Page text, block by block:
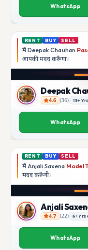
WhatsApp
RENT BUY SELL
मैं Deepak Chauhan
आपकी मददकरूँगा।
Deepak Chauhan
Deepak
4.6 (36) 13+
WhatsApp
RENT BUY SELL
मैं Anjali Saxena Model
मददकरूँगी।
Anjali Saxena
Anjali
4.7 (22) 6+ Yrs
WhatsApp